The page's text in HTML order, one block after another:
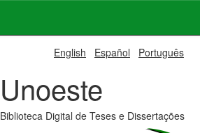
English Español Português
Unoeste
Biblioteca Digital de Teses e Dissertações